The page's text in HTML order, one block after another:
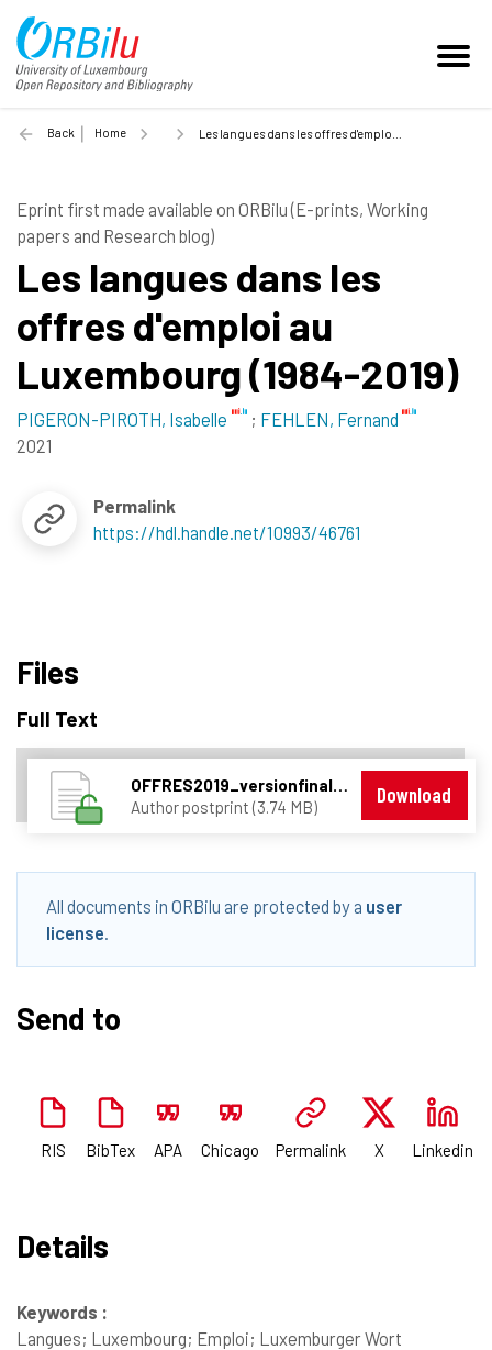
Back Home Les langues dans les offres d'emploi au Luxembourg (1984-2019) - 2021
Eprint first made available on ORBilu (E-prints, Working
papers and Research blog)
Les langues dans les
offres d'emploi au
Luxembourg (1984-2019)
PIGERON-PIROTH, Isabelle ; FEHLEN, Fernand
2021
Permalink
https://hdl.handle.net/10993/46761
Files
Full Text
OFFRES2019_versionfinale.pdf
Author postprint (3.74 MB)
Download
All documents in ORBilu are protected by a user
license.
Send to
RIS BibTex APA Chicago Permalink X Linkedin
Details
Keywords :
Langues; Luxembourg; Emploi; Luxemburger Wort